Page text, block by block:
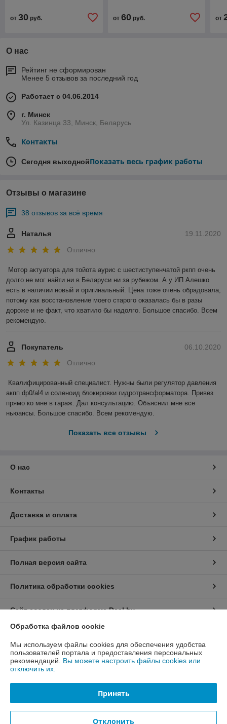
от 30 руб. от 60руб. от
О нас
Рейтинг не сформирован
Менее 5 отзывов за последний год
Работает с 04.06.2014
г. Минск
Ул. Казинца 33, Минск, Беларусь
Контакты
Сегодня выходнойПоказать весь график работы
Отзывы о магазине
38 отзывов за всё время
19.11.2020
Наталья
Отлично
Мотор актуатора для тойота аурис с шестиступенчатой ркпп очень
долго не мог найти ни в Беларуси ни за рубежом. А у ИП Алешко
есть в наличии новый и оригинальный. Цена тоже очень обрадовала,
потому как восстановление моего старого оказалась бы в разы
дороже и не факт, что хватило бы надолго. Большое спасибо. Всем
рекомендую.
06.10.2020
Покупатель
Отлично
Квалифицированный специалист. Нужны были регулятор давления
акпп dp0/al4 и соленоид блокировки гидротрансформатора. Привез
прямо ко мне в гараж. Дал консультацию. Объяснил мне все
ньюансы. Большое спасибо. Всем рекомендую.
Показать все отзывы
О нас
Контакты
Доставка и оплата
График работы
Полная версия сайта
Политика обработки cookies
Сайт создан на платформе Deal.by
Информация для покупателя
Индивидуальный предприниматель:ИП Алешко Игорь Владимирович
Колодищи, переулок Верхний 16
Регистрационный номер ЕГР: 691574160
Регистрационный орган: Минский горисполком
Обработка файлов cookie
Мы используем файлы cookies для обеспечения удобства
пользователей портала и предоставления персональных
рекомендаций. Вы можете настроить файлы cookies или
отключить их.
Принять
Отклонить